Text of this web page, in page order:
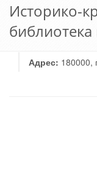
Историко-
Адрес: 180000,